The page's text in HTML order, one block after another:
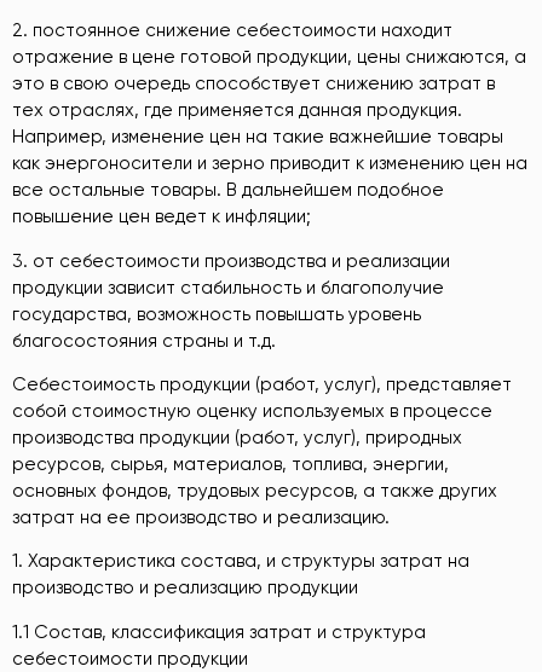
2. постоянное снижение себестоимости находит
отражение в цене готовой продукции, цены снижаются, а
это в свою очередь способствует снижению затрат в
тех отраслях, где применяется данная продукция.
Например, изменение цен на такие важнейшие товары
как энергоносители и зерно приводит к изменению цен на
все остальные товары. В дальнейшем подобное
повышение цен ведет к инфляции;
3. от себестоимости производства и реализации
продукции зависит стабильность и благополучие
государства, возможность повышать уровень
благосостояния страны и т.д.
Себестоимость продукции (работ, услуг), представляет
собой стоимостную оценку используемых в процессе
производства продукции (работ, услуг), природных
ресурсов, сырья, материалов, топлива, энергии,
основных фондов, трудовых ресурсов, а также других
затрат на ее производство и реализацию.
1. Характеристика состава, и структуры затрат на
производство и реализацию продукции
1.1 Состав, классификация затрат и структура
себестоимости продукции